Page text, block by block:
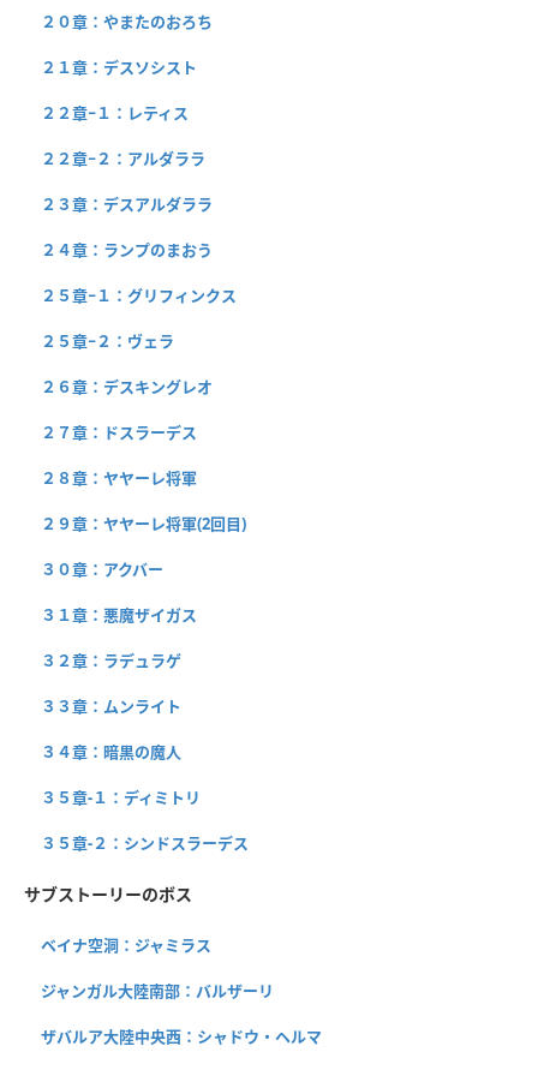
２０章：やまたのおろち
２１章：デスソシスト
２２章−１：レティス
２２章−２：アルダララ
２３章：デスアルダララ
２４章：ランプのまおう
２５章−１：グリフィンクス
２５章−２：ヴェラ
２６章：デスキングレオ
２７章：ドスラーデス
２８章：ヤヤーレ将軍
２９章：ヤヤーレ将軍(2回目)
３０章：アクバー
３１章：悪魔ザイガス
３２章：ラデュラゲ
３３章：ムンライト
３４章：暗黒の魔人
３５章-１：ディミトリ
３５章-２：シンドスラーデス
サブストーリーのボス
ベイナ空洞：ジャミラス
ジャンガル大陸南部：バルザーリ
ザバルア大陸中央西：シャドウ・ヘルマ